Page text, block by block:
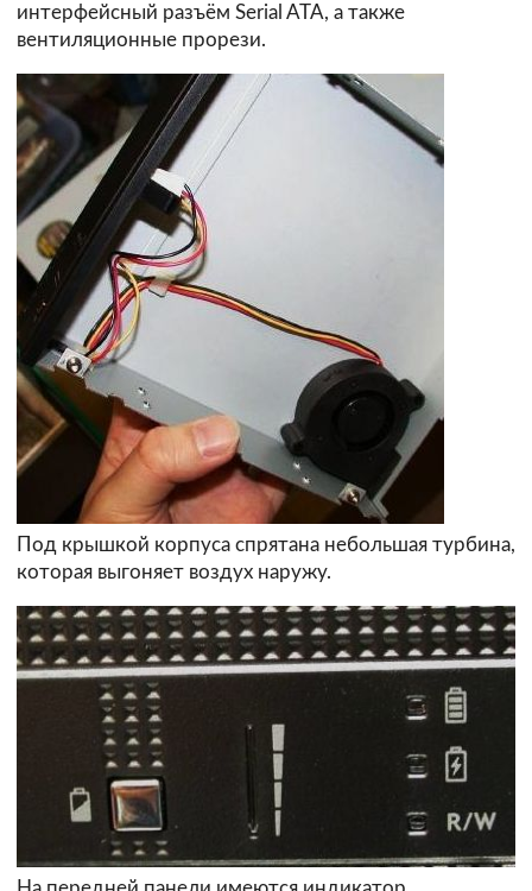
интерфейсный разъём Serial ATA, а также
вентиляционные прорези.
Под крышкой корпуса спрятана небольшая турбина,
которая выгоняет воздух наружу.